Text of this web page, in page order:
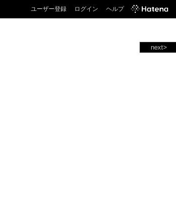
ユーザー登録 ログイン ヘルプ
next>